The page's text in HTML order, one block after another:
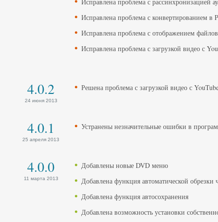
Исправлена ​​проблема с конвертированием в
Исправлена проблема с отображением
Исправлена ​​проблема с загрузкой видео с
4.0.2
24 июня 2013
Решена проблема с загрузкой видео с
4.0.1
25 апреля 2013
Устранены незначительные ошибки в
4.0.0
11 марта 2013
Добавлены новые DVD меню
Добавлена функция автоматической обрезки
Добавлена функция автосохранения
Добавлена возможность установки